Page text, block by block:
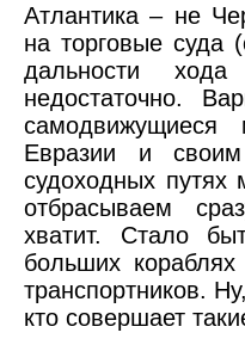
Атлантика – не
на торговые суда
дальности
недостаточно.
Евразии и
судоходных
отбрасываем
хватит. Стало
больших
транспортников.
кто совершает